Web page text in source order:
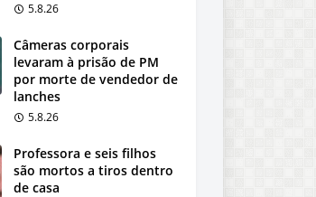
5.8.26
Câmeras corporais
levaram à prisão de PM
por morte de vendedor de
lanches
5.8.26
Professora e seis filhos
são mortos a tiros dentro
de casa